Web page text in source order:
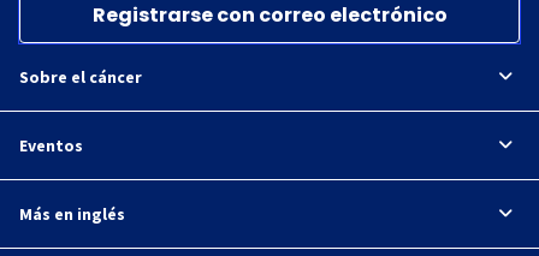
Registrarse con correo electrónico
Sobre el cáncer
Eventos
Más en inglés